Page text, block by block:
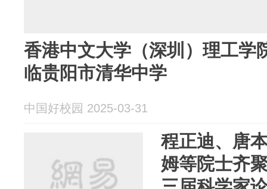
香港中文大学（深圳）理工学
临贵阳市清华中学
中国好校园 2025-03-31
程正迪、唐
姆等院士齐